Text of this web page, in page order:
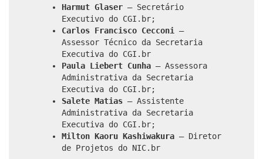
Harmut Glaser – Secretário
Executivo do CGI.br;
Carlos Francisco Cecconi
–
Assessor Técnico da Secretaria
Executiva do CGI.br
Paula Liebert Cunha – Assessora
Administrativa da Secretaria
Executiva do CGI.br;
Salete Matias – Assistente
Administrativa da Secretaria
Executiva do CGI.br;
Milton Kaoru Kashiwakura – Diretor
de Projetos do NIC.br